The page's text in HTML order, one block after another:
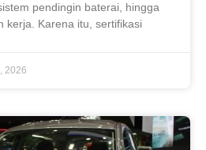
pendingin baterai, hingga
kerja. Karena itu, sertifikasi
2026